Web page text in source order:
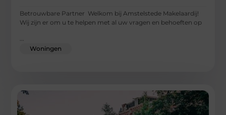
Betrouwbare Partner Welkom bij Amstelstede Makelaardij!
Wij zijn er om u te helpen met al uw vragen en behoeften op
...
Woningen